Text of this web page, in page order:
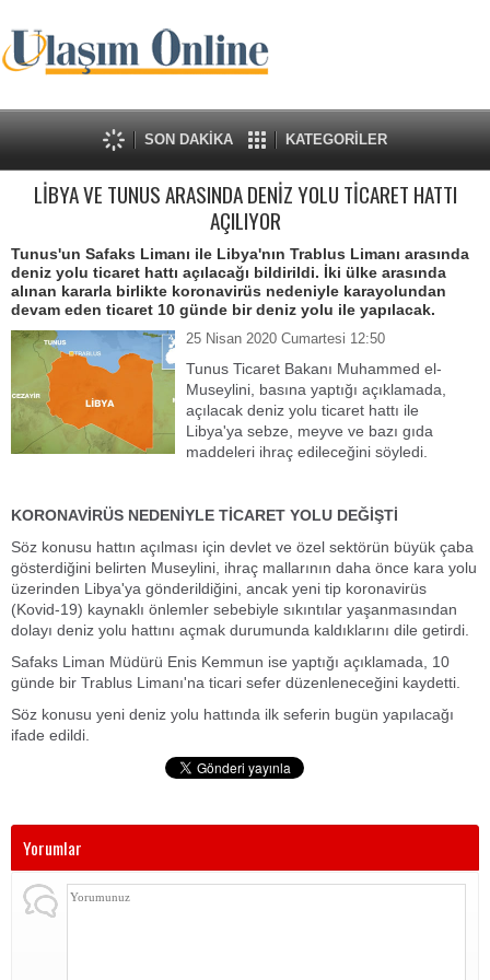
SON DAKİKA KATEGORİLER
LİBYA VE TUNUS ARASINDA DENİZ YOLU TİCARET HATTI
AÇILIYOR
Tunus'un Safaks Limanı ile Libya'nın Trablus Limanı arasında
deniz yolu ticaret hattı açılacağı bildirildi. İki ülke arasında
alınan kararla birlikte koronavirüs nedeniyle karayolundan
devam eden ticaret 10 günde bir deniz yolu ile yapılacak.
25 Nisan 2020 Cumartesi 12:50
Tunus Ticaret Bakanı Muhammed el-
Museylini, basına yaptığı açıklamada,
açılacak deniz yolu ticaret hattı ile
Libya'ya sebze, meyve ve bazı gıda
maddeleri ihraç edileceğini söyledi.
KORONAVİRÜS NEDENİYLE TİCARET YOLU DEĞİŞTİ
Söz konusu hattın açılması için devlet ve özel sektörün büyük çaba
gösterdiğini belirten Museylini, ihraç mallarının daha önce kara yolu
üzerinden Libya'ya gönderildiğini, ancak yeni tip koronavirüs
(Kovid-19) kaynaklı önlemler sebebiyle sıkıntılar yaşanmasından
dolayı deniz yolu hattını açmak durumunda kaldıklarını dile getirdi.
Safaks Liman Müdürü Enis Kemmun ise yaptığı açıklamada, 10
günde bir Trablus Limanı'na ticari sefer düzenleneceğini kaydetti.
Söz konusu yeni deniz yolu hattında ilk seferin bugün yapılacağı
ifade edildi.
Yorumlar